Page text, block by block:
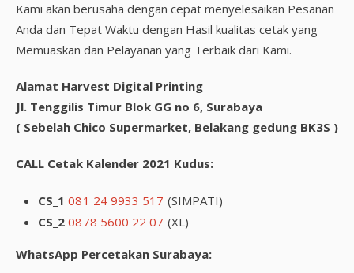
Kami akan berusaha dengan cepat menyelesaikan Pesanan
Anda dan Tepat Waktu dengan Hasil kualitas cetak yang
Memuaskan dan Pelayanan yang Terbaik dari Kami.
Alamat Harvest Digital Printing
Jl. Tenggilis Timur Blok GG no 6, Surabaya
( Sebelah Chico Supermarket, Belakang gedung BK3S )
CALL Cetak Kalender 2021 Kudus:
CS_1 081 24 9933 517 (SIMPATI)
CS_2 0878 5600 22 07 (XL)
WhatsApp Percetakan Surabaya: